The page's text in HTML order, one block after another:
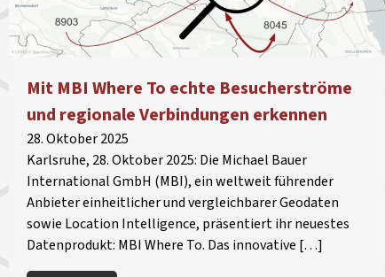
Mit MBI Where To echte Besucherströme
und regionale Verbindungen erkennen
28. Oktober 2025
Karlsruhe, 28. Oktober 2025: Die Michael Bauer
International GmbH (MBI), ein weltweit führender
Anbieter einheitlicher und vergleichbarer Geodaten
sowie Location Intelligence, präsentiert ihr neuestes
Datenprodukt: MBI Where To. Das innovative […]